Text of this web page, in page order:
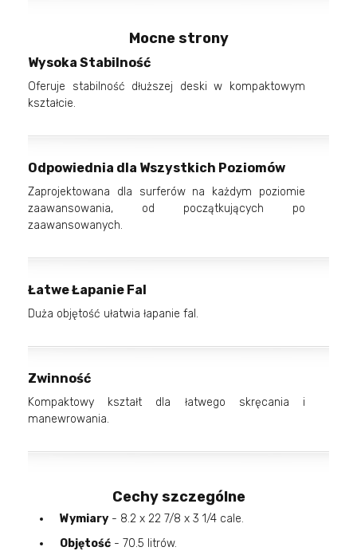
Mocne strony
Wysoka Stabilność
Oferuje stabilność dłuższej deski w kompaktowym
kształcie.
Odpowiednia dla Wszystkich Poziomów
Zaprojektowana dla surferów na każdym poziomie
zaawansowania, od początkujących po
zaawansowanych.
Łatwe Łapanie Fal
Duża objętość ułatwia łapanie fal.
Zwinność
Kompaktowy kształt dla łatwego skręcania i
manewrowania.
Cechy szczególne
Wymiary - 8.2 x 22 7/8 x 3 1/4 cale.
Objętość - 70.5 litrów.